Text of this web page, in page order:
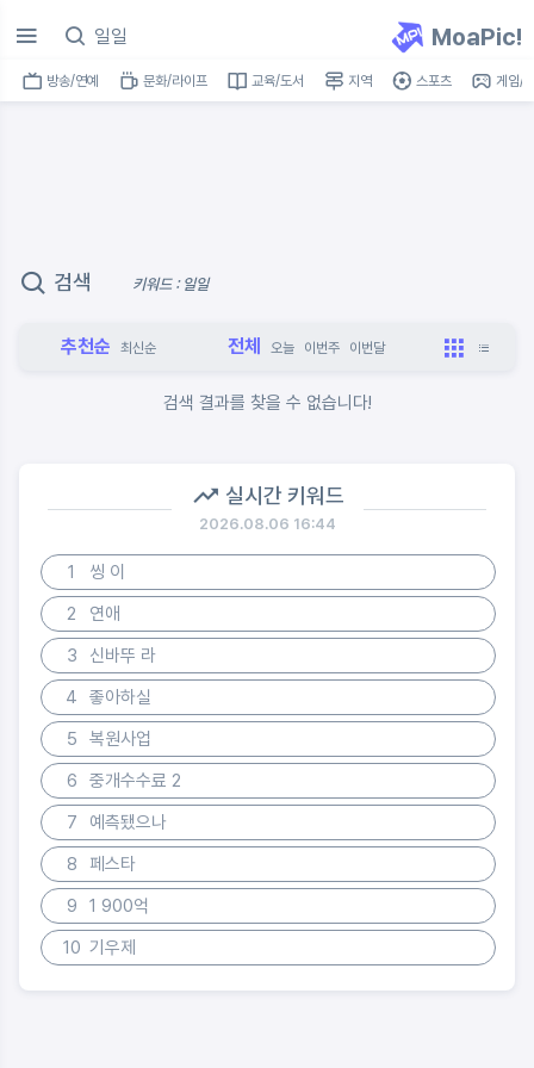
MoaPic!
방송/연예 문화/라이프 교육/도서 지역 스포츠 게임/
검색 키워드 : 일일
추천순 최신순 전체 오늘 이번주 이번달
검색 결과를 찾을 수 없습니다!
실시간 키워드
2026.08.06 16:44
1
씽 이
2
연애
3
신바뚜 라
4
좋아하실
5
복원사업
6
중개수수료 2
7
예측됐으나
8
페스타
9
1 900억
10 기우제